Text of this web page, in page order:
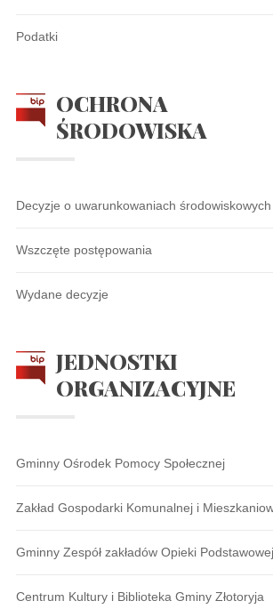
Podatki
OCHRONA
ŚRODOWISKA
Decyzje o uwarunkowaniach środowiskowych
Wszczęte postępowania
Wydane decyzje
JEDNOSTKI
ORGANIZACYJNE
Gminny Ośrodek Pomocy Społecznej
Zakład Gospodarki Komunalnej i
Gminny Zespół zakładów Opieki Podstawowej
Centrum Kultury i Biblioteka Gminy Złotoryja